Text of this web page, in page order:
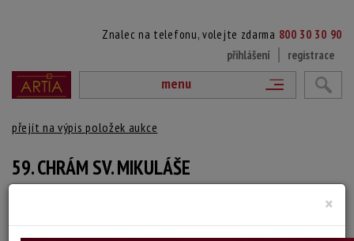
Znalec na telefonu, volejte zdarma 800 30 30 90
přihlášení
registrace
menu
přejít na výpis položek aukce
59. CHRÁM SV. MIKULÁŠE
(1903 Čáslav - ?)
×